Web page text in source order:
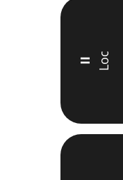
II Loc